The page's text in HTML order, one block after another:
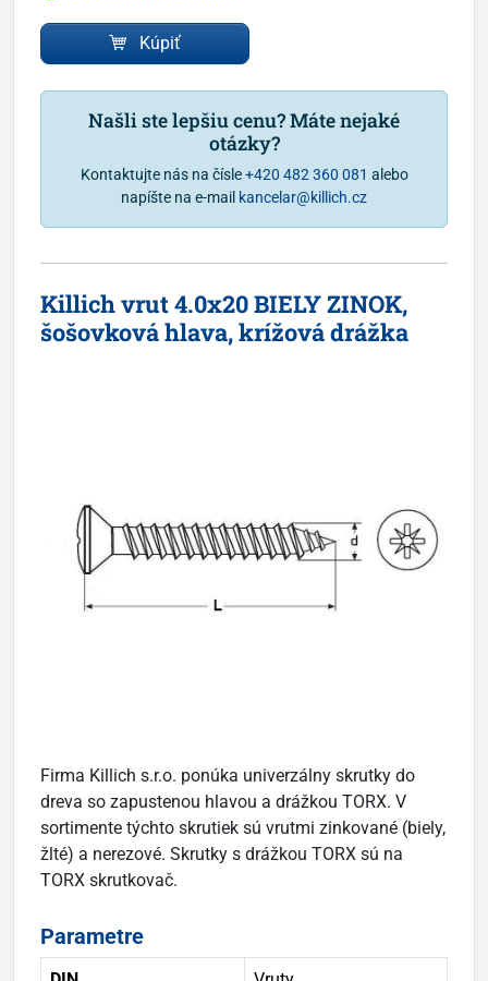
Kúpiť
Našli ste lepšiu cenu? Máte nejaké
otázky?
Kontaktujte nás na čísle+420 482 360 081 alebo
napíšte na e-mail kancelar@killich.cz
Killich vrut 4.0x20 BIELY ZINOK,
šošovková hlava, krížová drážka
Firma Killich s.r.o. ponúka univerzálny skrutky do
dreva so zapustenou hlavou a drážkou TORX. V
sortimente týchto skrutiek sú vrutmi zinkované (biely,
žlté) a nerezové. Skrutky s drážkou TORX sú na
TORX skrutkovač.
Parametre